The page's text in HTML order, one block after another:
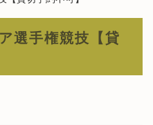
選手権競技【貸